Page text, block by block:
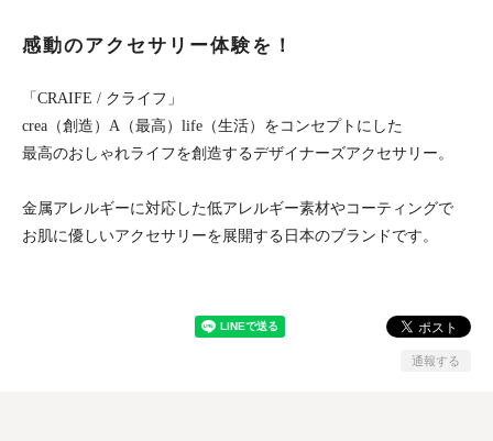
感動のアクセサリー体験を！
「CRAIFE / クライフ」
crea（創造）A（最高）life（生活）をコンセプトにした
最高のおしゃれライフを創造するデザイナーズアクセサリー。
金属アレルギーに対応した低アレルギー素材やコーティングで
お肌に優しいアクセサリーを展開する日本のブランドです。
通報する